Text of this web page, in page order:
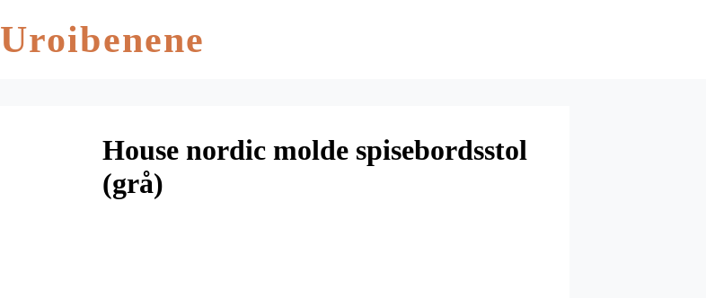
Uroibenene
House nordic molde spisebordsstol
(grå)